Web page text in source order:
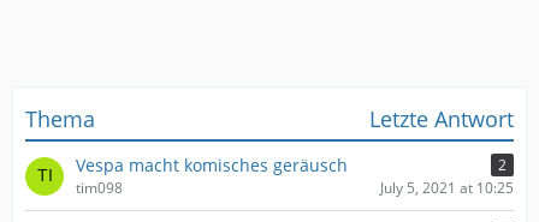
Thema Letzte Antwort
Vespa macht komisches geräusch
2
tim098
July 5, 2021 at 10:25